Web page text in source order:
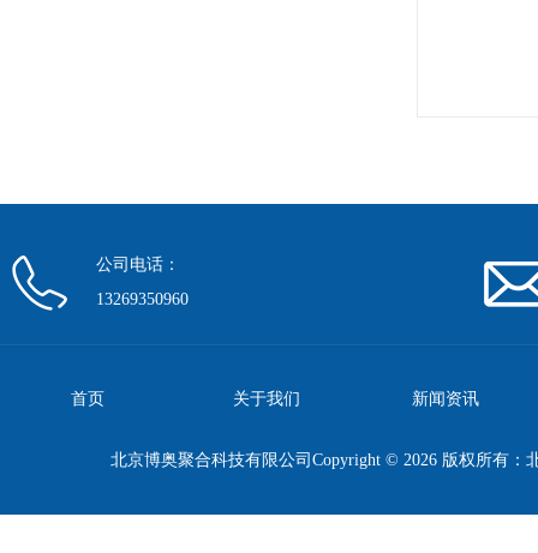
公司电话：
13269350960
首页 关于我们 新闻资讯
北京博奥聚合科技有限公司Copyright © 2026 版权所有